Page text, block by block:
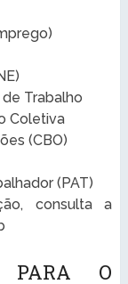
Trabalho
Coletiva
(CBO)
(PAT)
consulta a
PARA O